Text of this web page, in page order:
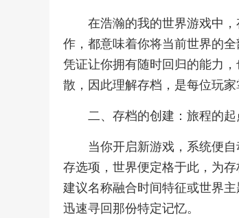
在浩瀚的我的世界游戏中
作，都意味着你将当前世界的
凭证让你拥有随时回归的能力
散，因此理解存档，是每位玩家
二、存档的创建：旅程的
当你开启新游戏，系统便
存选项，世界便定格于此，为
建议名称融合时间特征或世界
迅速寻回那份特定记忆。